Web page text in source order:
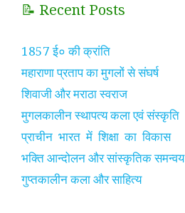
📝 Recent Posts
1857 ई० की क्रांति
महाराणा प्रताप का मुगलों से संघर्ष
शिवाजी और मराठा स्वराज
मुगलकालीन स्थापत्य कला एवं संस्कृति
प्राचीन भारत में शिक्षा का विकास
भक्ति आन्दोलन और सांस्कृतिक समन्वय
गुप्तकालीन कला और साहित्य